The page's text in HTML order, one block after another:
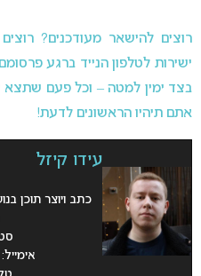
רוצים להישאר מעודכנים?
ישירות לטלפון הנייד ברגע
בצד ימין למטה – וכל פעם שתצא
אתם תיהיו הראשונים לדעת!
עידו קיזל
כתב ויוצר תוכן
אימייל: